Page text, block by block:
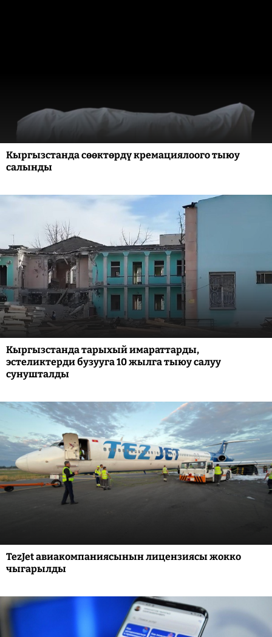
Кыргызстанда сөөктөрдү кремациялоого тыюу
салынды
Кыргызстанда тарыхый имараттарды,
эстеликтерди бузууга 10 жылга тыюу салуу
сунушталды
TezJet авиакомпаниясынын лицензиясы жокко
чыгарылды